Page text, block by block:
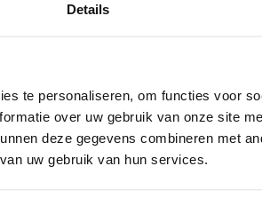
Details
te personaliseren, om functies voor
over uw gebruik van onze site
deze gegevens combineren met
uw gebruik van hun services.
bestrating op zijn plaats blijft
diverse soorten opsluitbanden in